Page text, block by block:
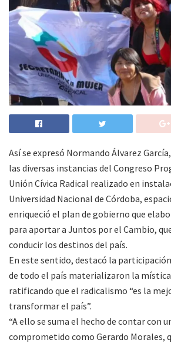
Así se expresó Normando Álvarez
las diversas instancias del Congreso
Unión Cívica Radical realizado en
Universidad Nacional de Córdoba,
enriqueció el plan de gobierno que
para aportar a Juntos por el Cambio,
conducir los destinos del país.
En este sentido, destacó la
de todo el país materializaron la mística
ratificando que el radicalismo “es la
transformar el país”.
“A ello se suma el hecho de contar con
comprometido como Gerardo Morales,